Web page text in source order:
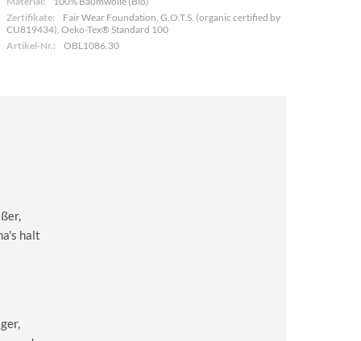
Zertifikate:
Fair Wear Foundation, G.O.T.S. (organic certified by
CU819434), Oeko-Tex® Standard 100
Artikel-Nr.:
OBL1086.30
halt